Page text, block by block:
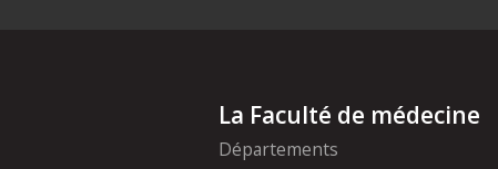
La Faculté de médecine
Départements